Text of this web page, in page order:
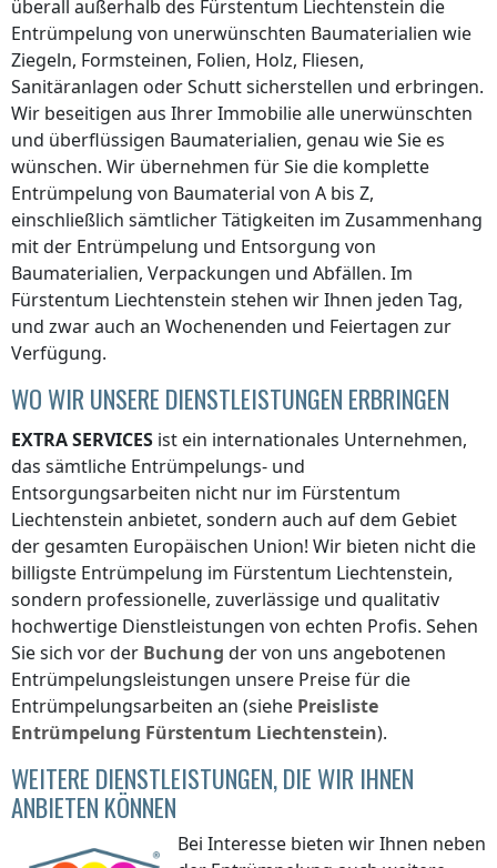
überall außerhalb des Fürstentum Liechtenstein die
Entrümpelung von unerwünschten Baumaterialien wie
Ziegeln, Formsteinen, Folien, Holz, Fliesen,
Sanitäranlagen oder Schutt sicherstellen und erbringen.
Wir beseitigen aus Ihrer Immobilie alle unerwünschten
und überflüssigen Baumaterialien, genau wie Sie es
wünschen. Wir übernehmen für Sie die komplette
Entrümpelung von Baumaterial von A bis Z,
einschließlich sämtlicher Tätigkeiten im Zusammenhang
mit der Entrümpelung und Entsorgung von
Baumaterialien, Verpackungen und Abfällen. Im
Fürstentum Liechtenstein stehen wir Ihnen jeden Tag,
und zwar auch an Wochenenden und Feiertagen zur
Verfügung.
WO WIR UNSERE DIENSTLEISTUNGEN ERBRINGEN
EXTRA SERVICES ist ein internationales Unternehmen,
das sämtliche Entrümpelungs- und
Entsorgungsarbeiten nicht nur im Fürstentum
Liechtenstein anbietet, sondern auch auf dem Gebiet
der gesamten Europäischen Union! Wir bieten nicht die
billigste Entrümpelung im Fürstentum Liechtenstein,
sondern professionelle, zuverlässige und qualitativ
hochwertige Dienstleistungen von echten Profis. Sehen
Sie sich vor der Buchung der von uns angebotenen
Entrümpelungsleistungen unsere Preise für die
Entrümpelungsarbeiten an (siehe Preisliste
Entrümpelung Fürstentum Liechtenstein).
WEITERE DIENSTLEISTUNGEN, DIE WIR IHNEN
ANBIETEN KÖNNEN
Bei Interesse bieten wir Ihnen neben